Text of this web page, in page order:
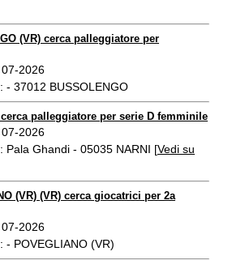
(VR) cerca palleggiatore per
2026
- 37012 BUSSOLENGO
palleggiatore per serie D femminile
2026
Pala Ghandi - 05035 NARNI [Vedi su
(VR) (VR) cerca giocatrici per 2a
2026
- POVEGLIANO (VR)